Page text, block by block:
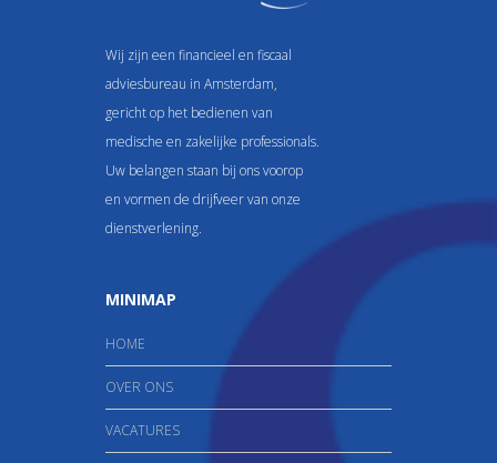
Wij zijn een financieel en fiscaal
adviesbureau in Amsterdam,
gericht op het bedienen van
medische en zakelijke professionals.
Uw belangen staan bij ons voorop
en vormen de drijfveer van onze
dienstverlening.
MINIMAP
HOME
OVER ONS
VACATURES